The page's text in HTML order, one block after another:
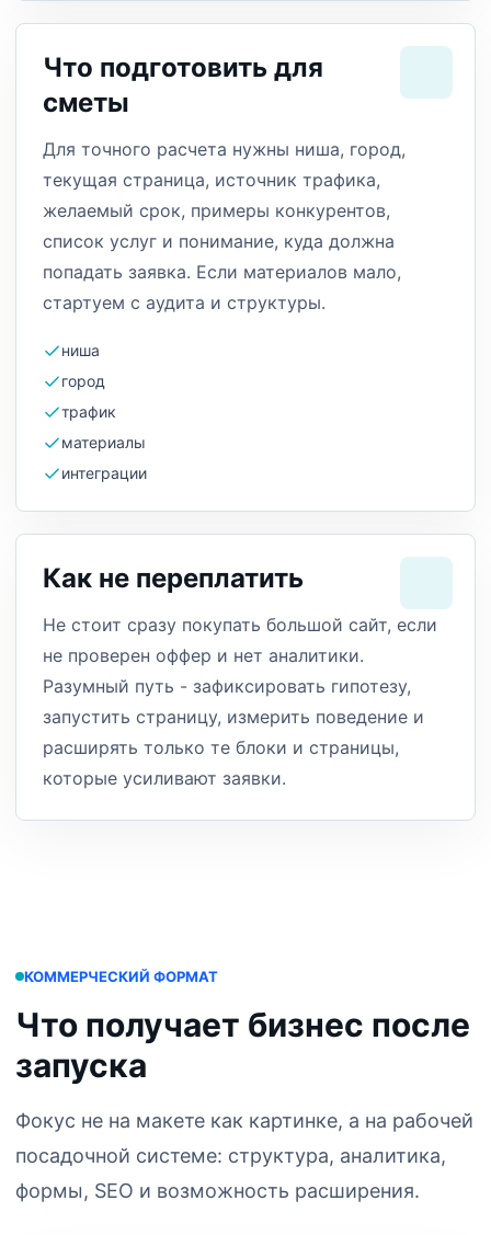
Что подготовить для
сметы
Для точного расчета нужны ниша, город,
текущая страница, источник трафика,
желаемый срок, примеры конкурентов,
список услуг и понимание, куда должна
попадать заявка. Если материалов мало,
стартуем с аудита и структуры.
ниша
город
трафик
материалы
интеграции
Как не переплатить
Не стоит сразу покупать большой сайт, если
не проверен оффер и нет аналитики.
Разумный путь - зафиксировать гипотезу,
запустить страницу, измерить поведение и
расширять только те блоки и страницы,
которые усиливают заявки.
КОММЕРЧЕСКИЙ ФОРМАТ
Что получает бизнес после
запуска
Фокус не на макете как картинке, а на рабочей
посадочной системе: структура, аналитика,
формы, SEO и возможность расширения.